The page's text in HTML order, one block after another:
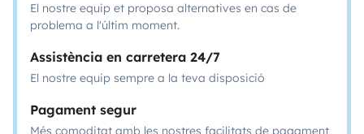
El nostre equip et proposa alternatives en cas de
problema a l'últim moment.
Assistència en carretera 24/7
El nostre equip sempre a la teva disposició
Pagament segur
Més comoditat amb les nostres facilitats de pagament